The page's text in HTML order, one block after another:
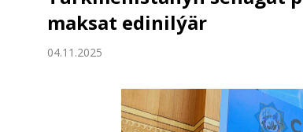
Hyzmatdaşlyk
Jemgyýet
maksat edinilýär
04.11.2025